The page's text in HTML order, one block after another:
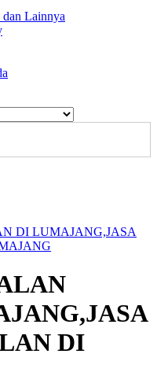
Lainnya
DI LUMAJANG,JASA
DI